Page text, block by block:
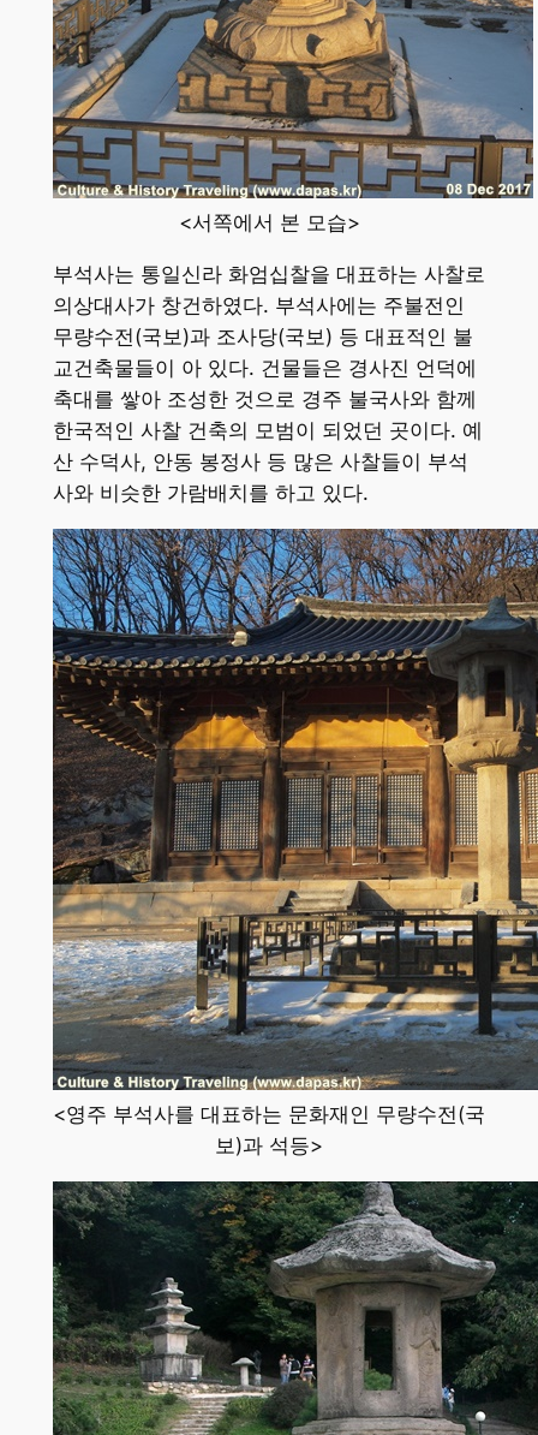
<서쪽에서 본 모습>
부석사는 통일신라 화엄십찰을 대표하는 사찰로
의상대사가 창건하였다. 부석사에는 주불전인
무량수전(국보)과 조사당(국보) 등 대표적인 불
교건축물들이 아 있다. 건물들은 경사진 언덕에
축대를 쌓아 조성한 것으로 경주 불국사와 함께
한국적인 사찰 건축의 모범이 되었던 곳이다. 예
산 수덕사, 안동 봉정사 등 많은 사찰들이 부석
사와 비슷한 가람배치를 하고 있다.
<영주 부석사를 대표하는 문화재인 무량수전(국
보)과 석등>